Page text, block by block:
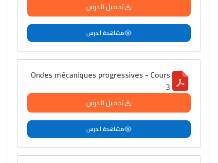
تحميل الدرس
مشاهدة الدرس
Ondes mécaniques progressives - Cours
3
تحميل الدرس
مشاهدة الدرس